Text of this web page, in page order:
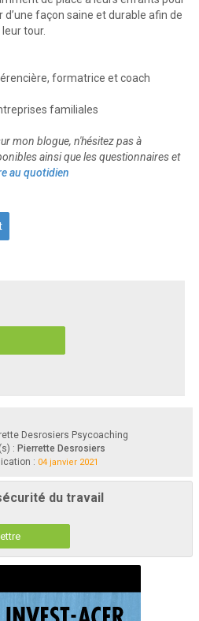
d’une façon saine et durable afin de
tour.
formatrice et coach
familiales
mon blogue, n'hésitez pas à
ainsi que les questionnaires et
au quotidien
Desrosiers Psycoaching
: Pierrette Desrosiers
: 04 janvier 2021
du travail